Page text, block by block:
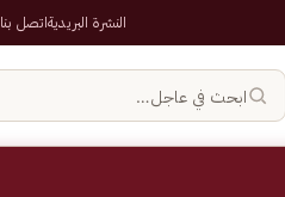
النشرة البريديةاتصل بنا
ابحث في عاجل…